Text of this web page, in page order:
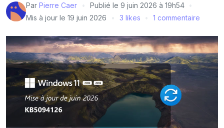
Par Pierre Caer Publié le 9 juin 2026 à 19h54
Mis à jour le 19 juin 2026 3 likes 1 commentaire